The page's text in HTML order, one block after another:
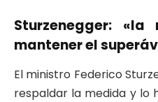
Sturzenegger: «la
mantener el
El ministro Federico
respaldar la medida y lo